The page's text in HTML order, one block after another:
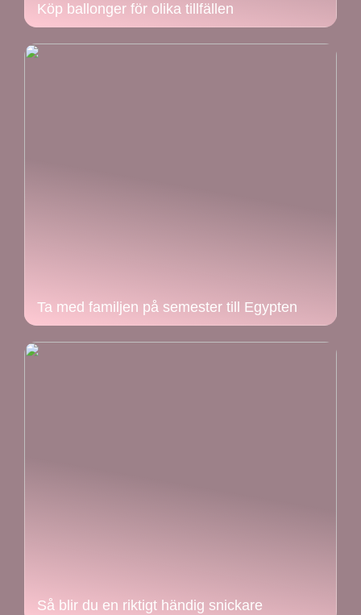
Köp ballonger för olika tillfällen
Ta med familjen på semester till Egypten
Så blir du en riktigt händig snickare